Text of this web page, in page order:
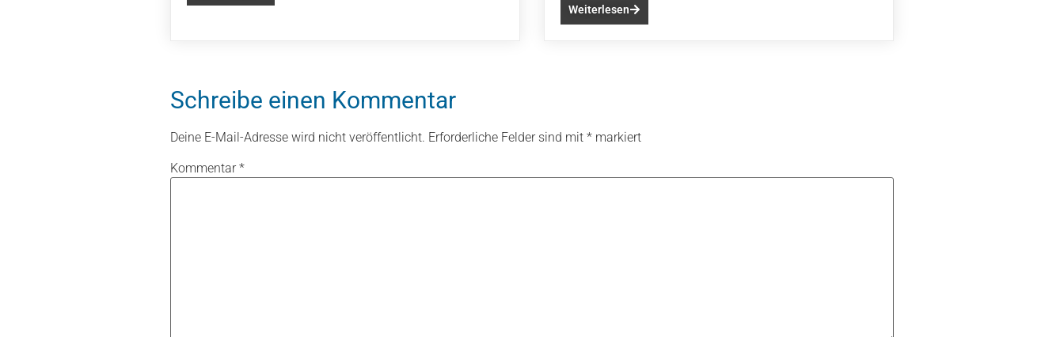
Weiterlesen
Schreibe einen Kommentar
Deine E-Mail-Adresse wird nicht veröffentlicht. Erforderliche Felder sind mit * markiert
Kommentar*